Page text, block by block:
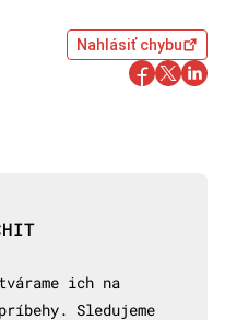
Nahlásiť chybu
ich na
Sledujeme